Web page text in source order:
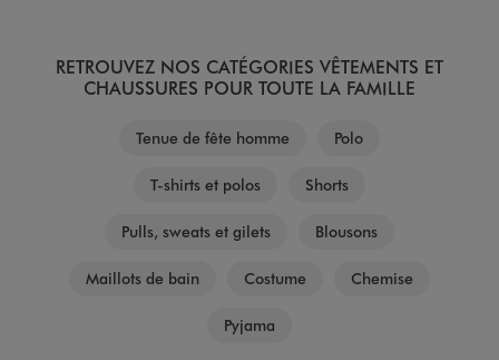
RETROUVEZ NOS CATÉGORIES VÊTEMENTS ET
CHAUSSURES POUR TOUTE LA FAMILLE
Tenue de fête homme Polo
T-shirts et polos Shorts
Pulls, sweats et gilets Blousons
Maillots de bain Costume Chemise
Pyjama